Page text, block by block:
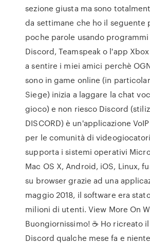
sezione giusta ma sono
da settimane che ho il seguente
poche parole usando
Discord, Teamspeak o l'app
a sentire i miei amici perchè
sono in game online (in
Siege) inizia a laggare la chat
gioco) e non riesco Discord
DISCORD) è un'applicazione
per le comunità di
supporta i sistemi operativi
Mac OS X, Android, iOS, Linux,
su browser grazie ad una
maggio 2018, il software era
milioni di utenti. View More On
Buongiornissimo! ☕ Ho ricreato
Discord qualche mese fa e